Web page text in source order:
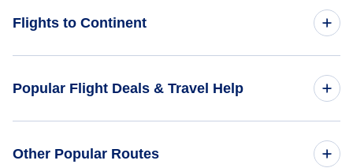
Vuelos de Bellingham a Cocoa - BLI a COI
Flights to Continent
Flights to Caribbean
Popular Flight Deals & Travel Help
Other Popular Routes